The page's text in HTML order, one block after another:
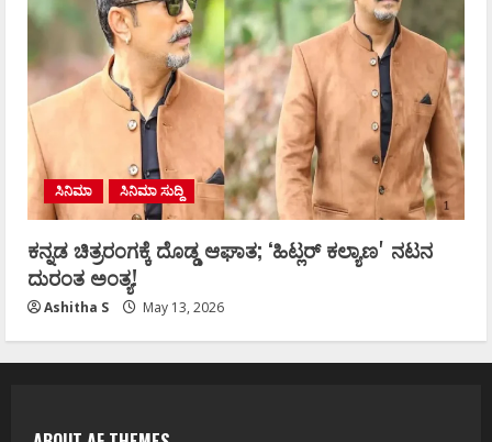
ಸಿನಿಮಾ ಸಿನಿಮಾ ಸುದ್ದಿ
ಕನ್ನಡ ಚಿತ್ರರಂಗಕ್ಕೆ ದೊಡ್ಡ ಆಘಾತ; ʻಹಿಟ್ಲರ್ ಕಲ್ಯಾಣʼ ನಟನ
ದುರಂತ ಅಂತ್ಯ!
Ashitha S May 13, 2026